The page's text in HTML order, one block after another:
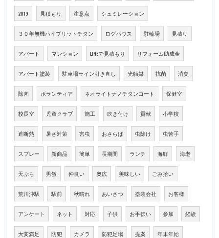
2019 見積もり 注意点 シュミレーション
３０年無機ハイブリットチタン ログハウス 駐輪場 見積り
アパート マンション LINEで見積もり リフォーム助成金
アパート塗装 駐車場ライン引き直し 光触媒 抗菌 消臭
除菌 ボランティア ネオライトナノチタンコート 保健室
校長室 児童クラブ 施工 吹き付け 貢献 小学校
遮断熱 暑さ対策 害虫 おさらば 虫除け 虫苦手
スプレー 新商品 簡単 長期間 ランチ 海鮮 海老
天ぷら 男飯 仲良い 奥広 美味しい ごみ拾い
荒川沖駅 駅前 秋晴れ あいさつ 塗装会社 お客様
アンケート ネット 対応 子供 お手伝い 参加 経験
大変満足 防犯 カメラ 防犯足場 提案 年末年始